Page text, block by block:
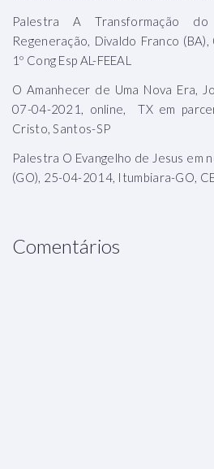
Palestra A Transformação
Regeneração, Divaldo Franco
1º Cong Esp AL-FEEAL
O Amanhecer de Uma Nova Era,
07-04-2021, online, TX em
Cristo, Santos-SP
Palestra O Evangelho de Jesus em
(GO), 25-04-2014, Itumbiara-GO,
Comentários